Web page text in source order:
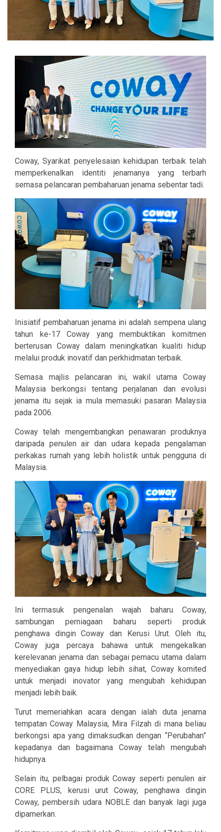
Coway, Syarikat penyelesaian kehidupan terbaik telah
memperkenalkan identiti jenamanya yang terbarh
semasa pelancaran pembaharuan jenama sebentar tadi.
Inisiatif pembaharuan jenama ini adalah sempena ulang
tahun ke-17 Coway yang membuktikan komitmen
berterusan Coway dalam meningkatkan kualiti hidup
melalui produk inovatif dan perkhidmatan terbaik.
Semasa majlis pelancaran ini, wakil utama Coway
Malaysia berkongsi tentang perjalanan dan evolusi
jenama itu sejak ia mula memasuki pasaran Malaysia
pada 2006.
Coway telah mengembangkan penawaran produknya
daripada penulen air dan udara kepada pengalaman
perkakas rumah yang lebih holistik untuk pengguna di
Malaysia.
Ini termasuk pengenalan wajah baharu Coway,
sambungan perniagaan baharu seperti produk
penghawa dingin Coway dan Kerusi Urut. Oleh itu,
Coway juga percaya bahawa untuk mengekalkan
kerelevanan jenama dan sebagai pemacu utama dalam
menyediakan gaya hidup lebih sihat, Coway komited
untuk menjadi inovator yang mengubah kehidupan
menjadi lebih baik.
Turut memeriahkan acara dengan ialah duta jenama
tempatan Coway Malaysia, Mira Filzah di mana beliau
berkongsi apa yang dimaksudkan dengan “Perubahan”
kepadanya dan bagaimana Coway telah mengubah
hidupnya.
Selain itu, pelbagai produk Coway seperti penulen air
CORE PLUS, kerusi urut Coway, penghawa dingin
Coway, pembersih udara NOBLE dan banyak lagi juga
dipamerkan.